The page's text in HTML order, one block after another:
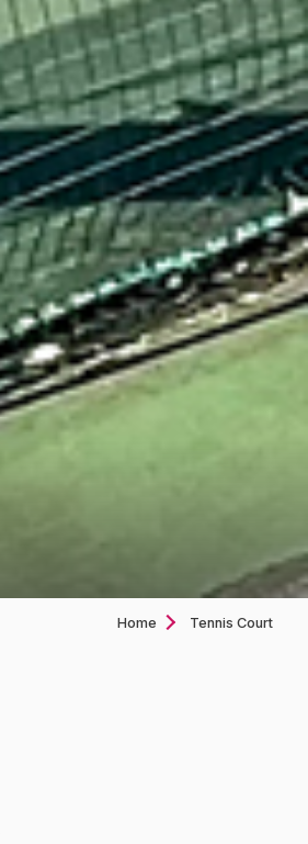
Home Tennis Court